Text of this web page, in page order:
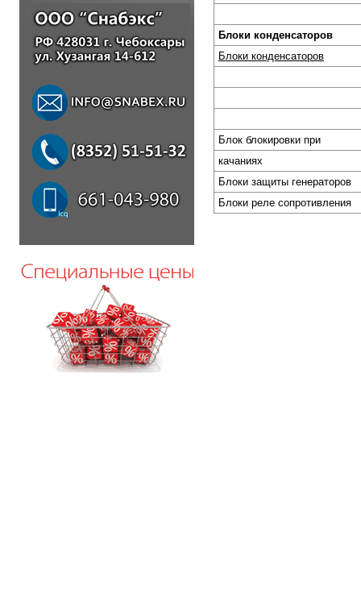
Блоки конденсаторов
Блоки конденсаторов
Блок блокировки при
качаниях
Блоки защиты генераторов
Блоки реле сопротивления